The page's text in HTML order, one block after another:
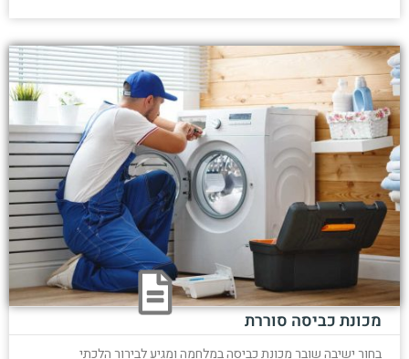
מכונת כביסה סוררת
בחור ישיבה שובר מכונת כביסה במלחמה ומגיע לבירור הלכתי